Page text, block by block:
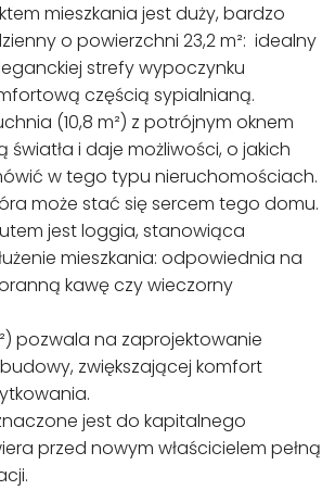
mieszkania jest duży, bardzo
o powierzchni 23,2 m²: idealny
strefy wypoczynku
częścią sypialnianą.
(10,8 m²) z potrójnym oknem
i daje możliwości, o jakich
w tego typu nieruchomościach.
może stać się sercem tego domu.
jest loggia, stanowiąca
mieszkania: odpowiednia na
kawę czy wieczorny
pozwala na zaprojektowanie
zwiększającej komfort
jest do kapitalnego
przed nowym właścicielem pełną